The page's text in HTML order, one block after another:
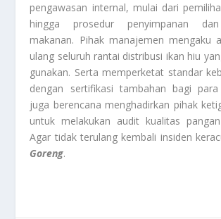
pengawasan internal, mulai dari
hingga prosedur penyimpanan
makanan. Pihak manajemen mengaku
ulang seluruh rantai distribusi ikan hiu
gunakan. Serta memperketat standar
dengan sertifikasi tambahan bagi
juga berencana menghadirkan pihak
untuk melakukan audit kualitas
Agar tidak terulang kembali insiden
Goreng.